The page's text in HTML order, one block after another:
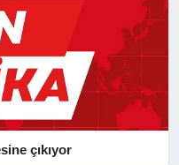
çıkıyor